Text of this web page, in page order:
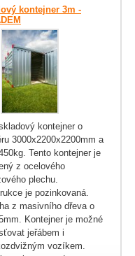
kontejner 3m -
kontejner o
3000x2200x2200mm a
Tento kontejner je
z ocelového
plechu.
je pozinkovaná.
z masivního dřeva o
Kontejner je možné
jeřábem i
vozíkem.